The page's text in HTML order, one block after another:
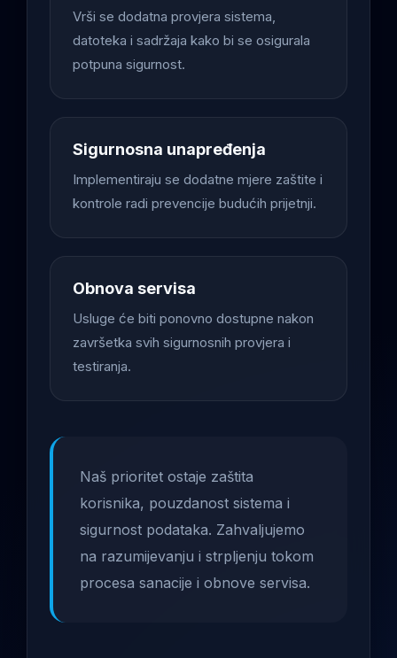
Vrši se dodatna provjera sistema,
datoteka i sadržaja kako bi se osigurala
potpuna sigurnost.
Sigurnosna unapređenja
Implementiraju se dodatne mjere zaštite i
kontrole radi prevencije budućih prijetnji.
Obnova servisa
Usluge će biti ponovno dostupne nakon
završetka svih sigurnosnih provjera i
testiranja.
Naš prioritet ostaje zaštita
korisnika, pouzdanost sistema i
sigurnost podataka. Zahvaljujemo
na razumijevanju i strpljenju tokom
procesa sanacije i obnove servisa.